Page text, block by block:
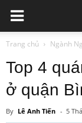
Trang chủ Ngành
Top 4
ở quận
By Lê Anh Tiến - 5